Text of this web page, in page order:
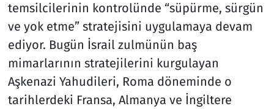
temsilcilerinin kontrolünde “süpürme, sürgün
ve yok etme” stratejisini uygulamaya devam
ediyor. Bugün İsrail zulmünün baş
mimarlarının stratejilerini kurgulayan
Aşkenazi Yahudileri, Roma döneminde o
tarihlerdeki Fransa, Almanya ve İngiltere